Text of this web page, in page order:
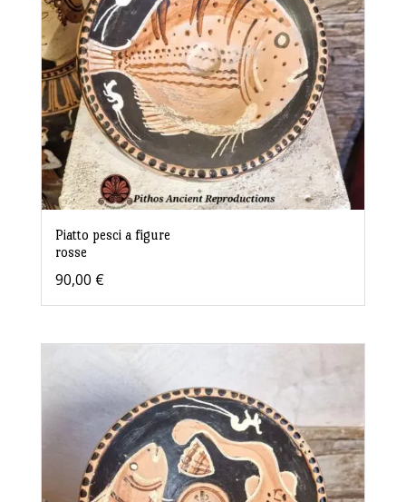
Piatto pesci a figure
rosse
90,00 €